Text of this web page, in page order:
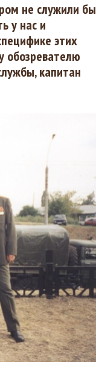
не служили бы
у нас и
этих
обозревателю
капитан